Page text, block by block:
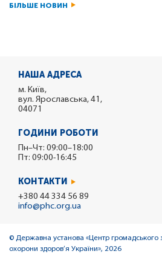
БІЛЬШЕ НОВИН
НАША АДРЕСА
м. Київ,
вул. Ярославська, 41,
04071
ГОДИНИ РОБОТИ
Пн–Чт: 09:00–18:00
Пт: 09:00-16:45
КОНТАКТИ
+380 44 334 56 89
info@phc.org.ua
© Державна установа «Центр громадського
охорони здоров’я України», 2026